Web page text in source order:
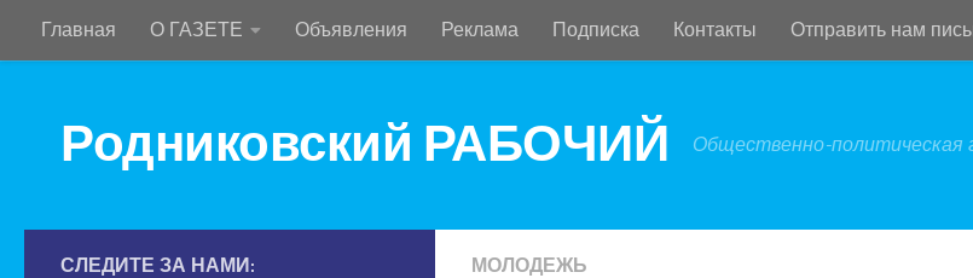
Перейти к содержимому
Главная О ГАЗЕТЕ Объявления Реклама Подписка Контакты Отправить нам
Родниковский РАБОЧИЙ Общественно-политическая
МОЛОДЕЖЬ
СЛЕДИТЕ ЗА НАМИ: